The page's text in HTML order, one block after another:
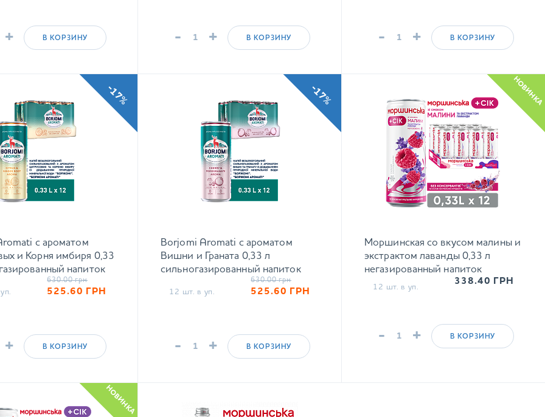
+ В КОРЗИНУ - + В КОРЗИНУ - + В КОРЗИНУ
с ароматом
и Корня имбиря 0,33
напиток
630.00 грн
525.60 ГРН
+ В КОРЗИНУ
-17%
Borjomi Aromati с ароматом
Вишни и Граната 0,33 л
сильногазированный напиток
12 шт. в уп.
630.00 грн
525.60 ГРН
- + В КОРЗИНУ
-17%
Моршинская со вкусом малины и
экстрактом лаванды 0,33 л
негазированный напиток
12 шт. в уп.
338.40 ГРН
- + В КОРЗИНУ
НОВИНКА
НОВИНКА